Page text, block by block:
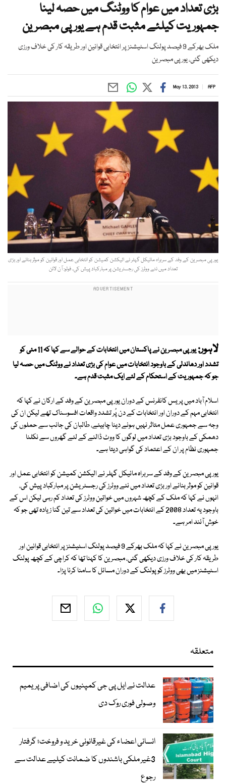
بڑی تعداد میں عوام کا ووٹنگ میں حصہ لینا
جمہوریت کیلئے مثبت قدم ہے یورپی مبصرین
ملک بھرکے 9 فیصد پولنگ اسٹیشنز پر انتخابی قوانین اور طریقہ کار کی خلاف ورزی
دیکھی گئی، یورپی مبصرین
AFP
May 13, 2013
یورپی مبصرین کے وفد کے سربراہ مائیکل گہلر نے الیکشن کمیشن کو انتخابی عمل اور قوانین کو موثر بنانے اور بڑی
تعداد میں نئے ووٹرز کی رجسٹریشن پر مبارکباد پیش کی۔ فوٹو: آن لائن
لاہور:
یورپی مبصرین نے پاکستان میں انتخابات کے حوالے سے کہا کہ 11 مئی کو
تشدد اور دھاندلی کے باوجود انتخابات میں عوام کی بڑی تعداد نے ووٹنگ میں حصہ لیا
جو کہ جمہوریت کے استحکام کے لئے ایک مثبت قدم ہے۔
اسلام آباد میں پریس کانفرنس کے دوران یورپی مبصرین کے وفد کے ارکان نے کہا کہ
انتخابی مہم کے دوران اور انتخابات کے دن پُر تشدد واقعات افسوسناک تھے لیکن ان کی
وجہ سے جمہوری عمل متاثر نہیں ہونے دینا چاہیئے، طالبان کی جانب سے حملوں کی
دھمکی کے باوجود بڑی تعداد میں لوگوں کا ووٹ ڈالنے کے لئے گھروں سے نکلنا
جمہوری نظام پر ان کے اعتماد کی گواہی دیتا ہے۔
یورپی مبصرین کے وفد کے سربراہ مائیکل گہلر نے الیکشن کمیشن کو انتخابی عمل اور
قوانین کو موثر بنانے اور بڑی تعداد میں نئے ووٹرز کی رجسٹریشن پر مبارکباد پیش کی،
انہوں نے کہا کہ ملک کے کچھ شہروں میں خواتین ووٹرز کی تعداد کم رہی لیکن اس کے
باوجود یہ تعداد 2008 کے انتخابات میں خواتین کی تعداد سے تین گنا زیادہ تھی جو کہ
خوش آئند امر ہے۔
یورپی مبصرین نے کہا کہ ملک بھرکے 9 فیصد پولنگ اسٹیشنز پر انتخابی قوانین اور
طریقہ کار کی خلاف ورزی دیکھی گئی، مبصرین کا کہنا تھا کہ کراچی کے کچھ پولنگ
اسٹیشنز میں بھی ووٹرز کو پولنگ کے دوران مسائل کا سامنا کرنا پڑا۔
متعلقہ
عدالت نے ایل پی جی کمپنیوں کی اضافی پریمیم
وصولی فوری روک دی
انسانی اعضاء کی غیرقانونی خرید و فروخت؛ گرفتار
3غیر ملکی باشندوں کا ضمانت کیلیے عدالت سے
رجوع